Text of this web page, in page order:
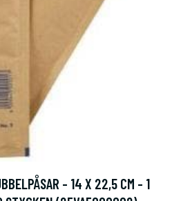
- 14 X 22,5 CM - 1